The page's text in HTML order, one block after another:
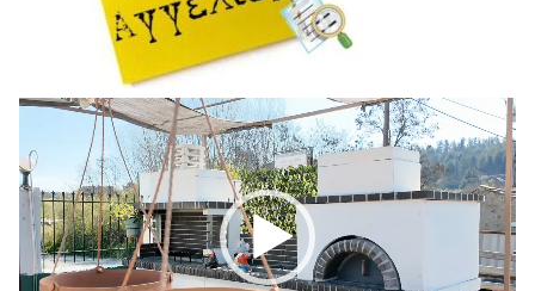
Πρόγραμμα
Αναπαραγωγής
Βίντεο